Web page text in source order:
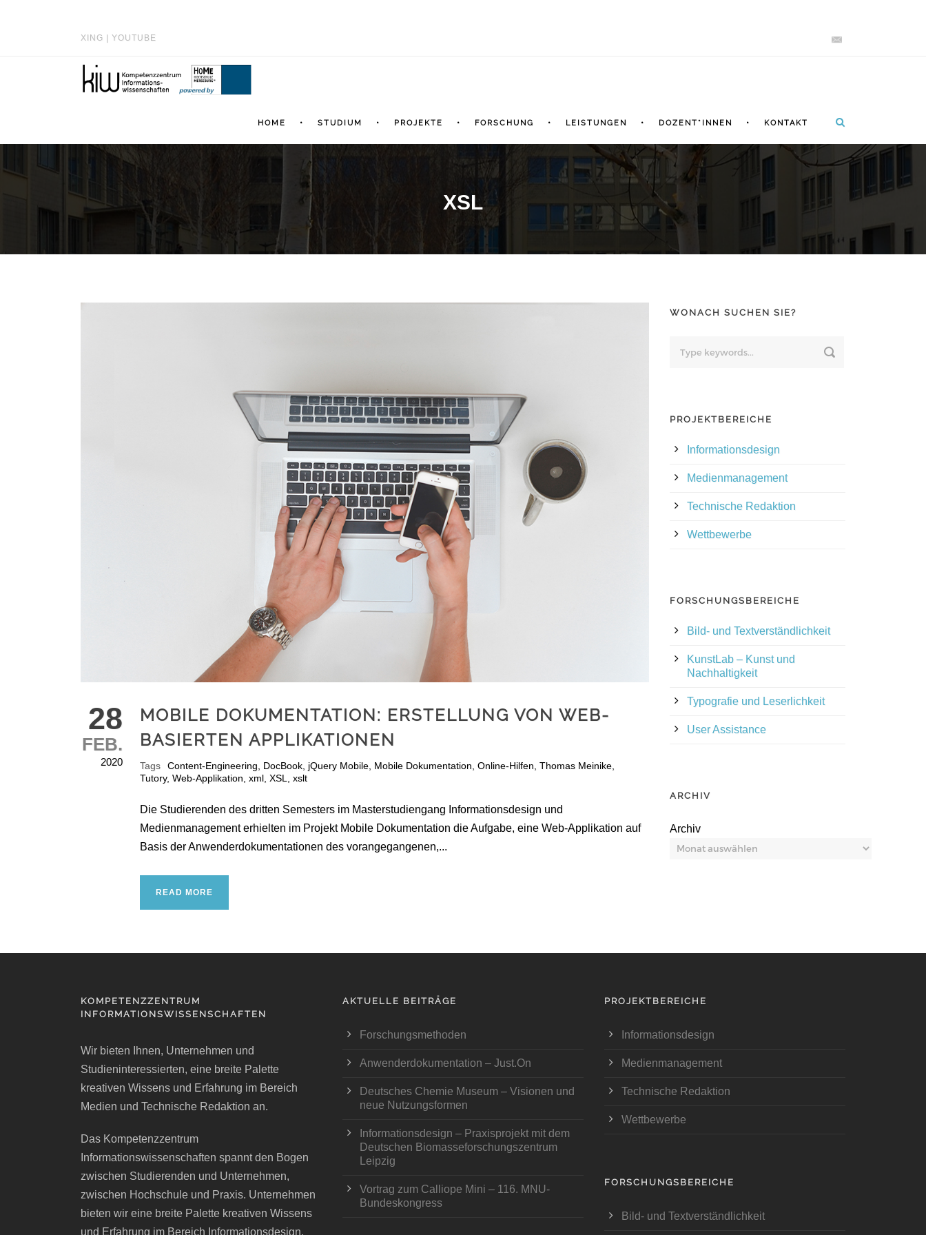
XING YOUTUBE
HOME STUDIUM PROJEKTE FORSCHUNG LEISTUNGEN DOZENT*INNEN KONTAKT
XSL
28
FEB.
2020
MOBILE DOKUMENTATION: ERSTELLUNG VON WEB-
BASIERTEN APPLIKATIONEN
Tags Content-Engineering DocBook jQuery Mobile Mobile Dokumentation Online-Hilfen Thomas Meinike
Tutory, Web-Applikation xml XSL xslt
Die Studierenden des dritten Semesters im Masterstudiengang Informationsdesign und
Medienmanagement erhielten im Projekt Mobile Dokumentation die Aufgabe, eine Web-Applikation auf
Basis der Anwenderdokumentationen des vorangegangenen,...
READ MORE
WONACH SUCHEN SIE?
PROJEKTBEREICHE
Informationsdesign
Medienmanagement
Technische Redaktion
Wettbewerbe
FORSCHUNGSBEREICHE
Bild- und Textverständlichkeit
KunstLab – Kunst und
Nachhaltigkeit
Typografie und Leserlichkeit
User Assistance
ARCHIV
Archiv
KOMPETENZZENTRUM
INFORMATIONSWISSENSCHAFTEN
Wir bieten Ihnen, Unternehmen und
Studieninteressierten, eine breite Palette
kreativen Wissens und Erfahrung im Bereich
Medien und Technische Redaktion an.
Das Kompetenzzentrum
Informationswissenschaften spannt den Bogen
zwischen Studierenden und Unternehmen,
zwischen Hochschule und Praxis. Unternehmen
bieten wir eine breite Palette kreativen Wissens
und Erfahrung im Bereich Informationsdesign,
AKTUELLE BEITRÄGE
Forschungsmethoden
Anwenderdokumentation – Just.On
Deutsches Chemie Museum – Visionen und
neue Nutzungsformen
Informationsdesign – Praxisprojekt mit dem
Deutschen Biomasseforschungszentrum
Leipzig
Vortrag zum Calliope Mini – 116. MNU-
Bundeskongress
PROJEKTBEREICHE
Informationsdesign
Medienmanagement
Technische Redaktion
Wettbewerbe
FORSCHUNGSBEREICHE
Bild- und Textverständlichkeit